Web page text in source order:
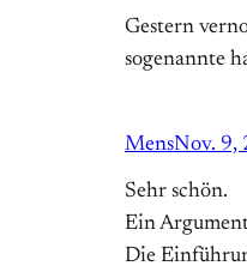
Gestern
sogenannte
MensNov. 9,
Sehr schön.
Ein
Die